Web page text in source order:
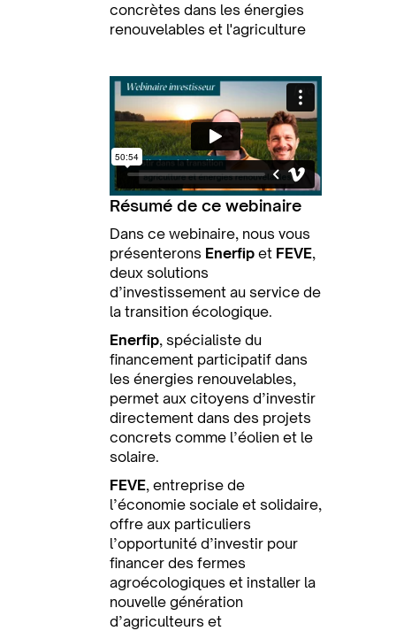
concrètes dans les énergies
renouvelables et l'agriculture
Résumé de ce webinaire
Dans ce webinaire, nous vous
présenterons Enerfip et FEVE,
deux solutions
d’investissement au service de
la transition écologique.
Enerfip, spécialiste du
financement participatif dans
les énergies renouvelables,
permet aux citoyens d’investir
directement dans des projets
concrets comme l’éolien et le
solaire.
FEVE, entreprise de
l’économie sociale et solidaire,
offre aux particuliers
l’opportunité d’investir pour
financer des fermes
agroécologiques et installer la
nouvelle génération
d’agriculteurs et